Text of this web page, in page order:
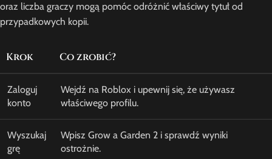
oraz liczba graczy mogą pomóc odróżnić właściwy tytuł od
przypadkowych kopii.
Krok Co zrobić?
Zaloguj
konto
Wejdź na Roblox i upewnij się, że używasz
właściwego profilu.
Wyszukaj
grę
Wpisz Grow a Garden 2 i sprawdź wyniki
ostrożnie.